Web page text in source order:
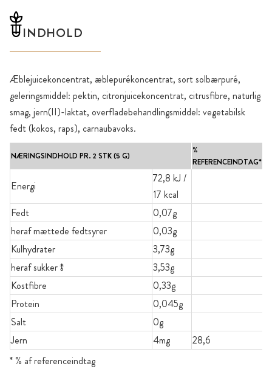
INDHOLD
Æblejuicekoncentrat, æblepurékoncentrat, sort solbærpuré,
geleringsmiddel: pektin, citronjuicekoncentrat, citrusfibre, naturlig
smag, jern(II)-laktat, overfladebehandlingsmiddel: vegetabilsk
fedt (kokos, raps), carnaubavoks.
NÆRINGSINDHOLD PR. 2 STK (5 G)
%
REFERENCEINDTAG*
Energi
72,8 kJ /
17 kcal
Fedt
0,07g
heraf mættede fedtsyrer
0,03g
Kulhydrater
3,73g
heraf sukker⥉
3,53g
Kostfibre
0,33g
Protein
0,045g
Salt
0g
Jern
4mg
28,6
* % af referenceindtag